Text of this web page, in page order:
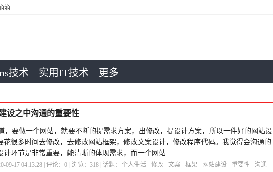
滴
技术 实用IT技术 更多
设之中沟通的重要性
要做一个网站，就要不断的提需求方案，出修改，提设计方案，所以一件好的网站设
花很多时间去修改，去修改网站框架，修改文案设计，修改程序代码。我觉得会沟通的
计环节是非常重要，能清晰的体现需求，而一个网站
09-17 04:13:28 | 评论：0 | 浏览：318 | 话题： 个人生活 修改 文案 框架 网站建设 重要性 沟通